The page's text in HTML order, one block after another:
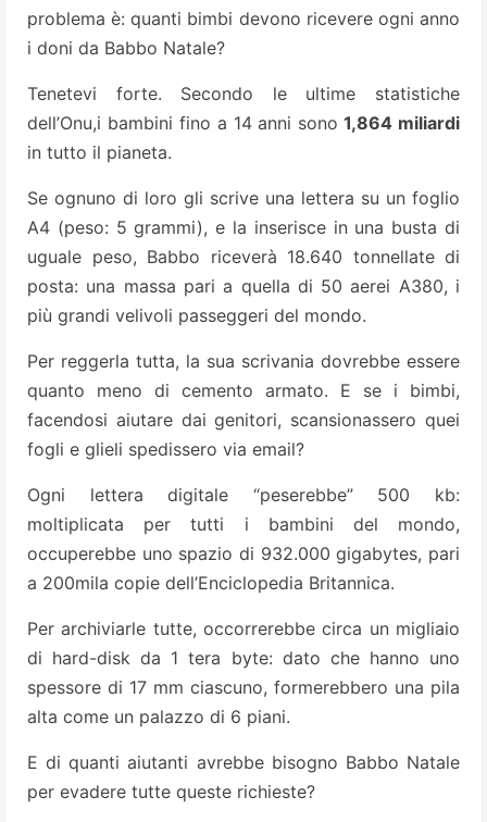
problema è: quanti bimbi devono ricevere ogni anno
i doni da Babbo Natale?
Tenetevi forte. Secondo le ultime statistiche
dell’Onu,i bambini fino a 14 anni sono 1,864 miliar­di
in tutto il pianeta.
Se ognuno di loro gli scrive una lettera su un foglio
A4 (peso: 5 grammi), e la inserisce in una busta di
uguale peso, Babbo riceverà 18.640 tonnellate di
posta: una massa pari a quel­la di 50 aerei A380, i
più grandi velivoli passeggeri del mondo.
Per reggerla tutta, la sua scrivania dovrebbe essere
quanto meno di cemento armato. E se i bimbi,
facendosi aiutare dai genito­ri, scansionassero quei
fogli e glieli spe­dissero via email?
Ogni lettera digitale “peserebbe” 500 kb:
moltiplicata per tutti i bambini del mondo,
occuperebbe uno spazio di 932.000 gigabytes, pari
a 200mila copie dell’Enciclopedia Britan­nica.
Per archiviarle tutte, occorrerebbe circa un migliaio
di hard-disk da 1 tera­ byte: dato che hanno uno
spessore di 17 mm ciascuno, formerebbero una pila
alta come un palazzo di 6 piani.
E di quanti aiutanti avrebbe bisogno Babbo Natale
per eva­dere tutte queste richieste?